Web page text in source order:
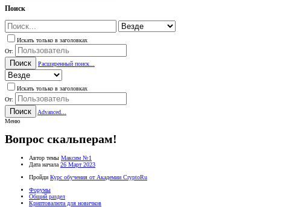
Поиск
Искать только в заголовках
От:
Поиск Расширенный поиск...
Искать только в заголовках
От:
Поиск
Advanced...
Меню
Вопрос скальперам!
Автор темы Максим №1
Дата начала 26 Март 2023
Пройди Курс обучения от Академии CryptoRu
Форумы
Общий раздел
Криптовалюта для новичков